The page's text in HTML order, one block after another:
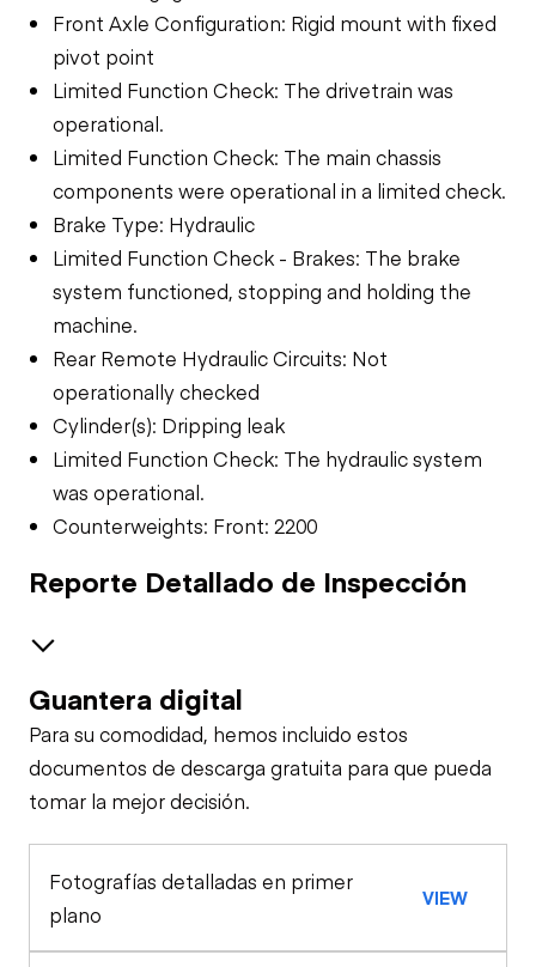
Front Axle Configuration: Rigid mount with fixed
pivot point
Limited Function Check: The drivetrain was
operational.
Limited Function Check: The main chassis
components were operational in a limited check.
Brake Type: Hydraulic
Limited Function Check - Brakes: The brake
system functioned, stopping and holding the
machine.
Rear Remote Hydraulic Circuits: Not
operationally checked
Cylinder(s): Dripping leak
Limited Function Check: The hydraulic system
was operational.
Counterweights: Front: 2200
Reporte Detallado de Inspección
Safety
Seat Belts
Specialty
General Appearance
Exterior Lights
Control Station
Engine
Guantera digital
Para su comodidad, hemos incluido estos
documentos de descarga gratuita para que pueda
tomar la mejor decisión.
Fotografías detalladas en primer
plano
VIEW